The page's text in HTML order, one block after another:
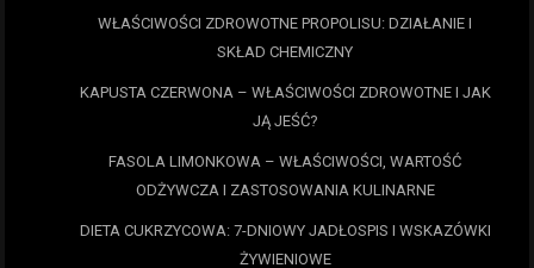
WŁAŚCIWOŚCI ZDROWOTNE PROPOLISU: DZIAŁANIE I
SKŁAD CHEMICZNY
KAPUSTA CZERWONA – WŁAŚCIWOŚCI ZDROWOTNE I JAK
JĄ JEŚĆ?
FASOLA LIMONKOWA – WŁAŚCIWOŚCI, WARTOŚĆ
ODŻYWCZA I ZASTOSOWANIA KULINARNE
DIETA CUKRZYCOWA: 7-DNIOWY JADŁOSPIS I WSKAZÓWKI
ŻYWIENIOWE